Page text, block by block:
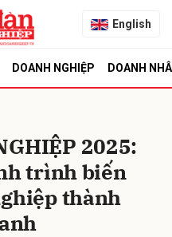
English
DOANH NGHIỆP DOANH
2025:
trình biến
thành